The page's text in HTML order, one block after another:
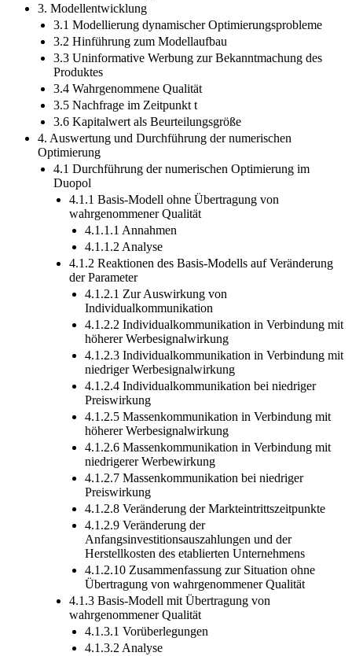
3. Modellentwicklung
3.1 Modellierung dynamischer Optimierungsprobleme
3.2 Hinführung zum Modellaufbau
3.3 Uninformative Werbung zur Bekanntmachung des
Produktes
3.4 Wahrgenommene Qualität
3.5 Nachfrage im Zeitpunkt t
3.6 Kapitalwert als Beurteilungsgröße
4. Auswertung und Durchführung der numerischen
Optimierung
4.1 Durchführung der numerischen Optimierung im
Duopol
4.1.1 Basis-Modell ohne Übertragung von
wahrgenommener Qualität
4.1.1.1 Annahmen
4.1.1.2 Analyse
4.1.2 Reaktionen des Basis-Modells auf Veränderung
der Parameter
4.1.2.1 Zur Auswirkung von
Individualkommunikation
4.1.2.2 Individualkommunikation in Verbindung mit
höherer Werbesignalwirkung
4.1.2.3 Individualkommunikation in Verbindung mit
niedriger Werbesignalwirkung
4.1.2.4 Individualkommunikation bei niedriger
Preiswirkung
4.1.2.5 Massenkommunikation in Verbindung mit
höherer Werbesignalwirkung
4.1.2.6 Massenkommunikation in Verbindung mit
niedrigerer Werbewirkung
4.1.2.7 Massenkommunikation bei niedriger
Preiswirkung
4.1.2.8 Veränderung der Markteintrittszeitpunkte
4.1.2.9 Veränderung der
Anfangsinvestitionsauszahlungen und der
Herstellkosten des etablierten Unternehmens
4.1.2.10 Zusammenfassung zur Situation ohne
Übertragung von wahrgenommener Qualität
4.1.3 Basis-Modell mit Übertragung von
wahrgenommener Qualität
4.1.3.1 Vorüberlegungen
4.1.3.2 Analyse